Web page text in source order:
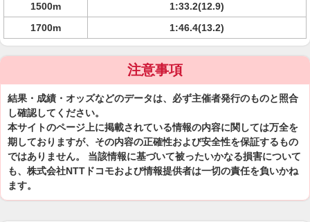
1500m
1:33.2(12.9)
1700m
1:46.4(13.2)
注意事項
結果・成績・オッズなどのデータは、必ず主催者発行のものと照合
し確認してください。
本サイトのページ上に掲載されている情報の内容に関しては万全を
期しておりますが、その内容の正確性および安全性を保証するもの
ではありません。 当該情報に基づいて被ったいかなる損害について
も、株式会社NTTドコモおよび情報提供者は一切の責任を負いかね
ます。